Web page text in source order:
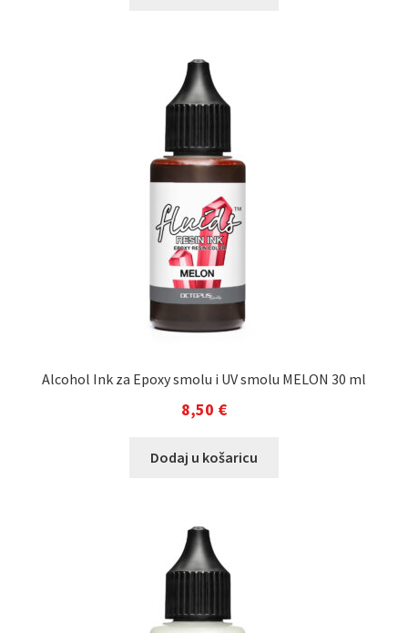
Alcohol Ink za Epoxy smolu i UV smolu MELON 30 ml
8,50 €
Dodaj u košaricu